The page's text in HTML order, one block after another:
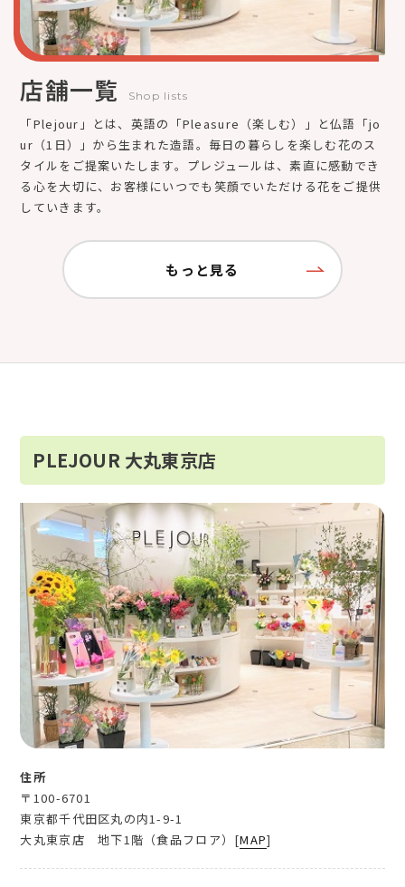
店舗一覧 Shop lists
「Plejour」とは、英語の「Pleasure（楽しむ）」と仏語「jo
ur（1日）」から生まれた造語。毎日の暮らしを楽しむ花のス
タイルをご提案いたします。プレジュールは、素直に感動でき
る心を大切に、お客様にいつでも笑顔でいただける花をご提供
していきます。
もっと見る
PLEJOUR 大丸東京店
住所
〒100-6701
東京都千代田区丸の内1-9-1
大丸東京店 地下1階（食品フロア）[MAP]